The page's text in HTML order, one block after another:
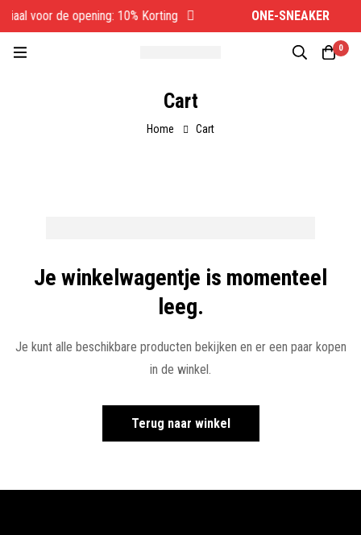
voor de opening: 10% Korting ONE-SNEAKER
0
Cart
Home Cart
Je winkelwagentje is momenteel
leeg.
Je kunt alle beschikbare producten bekijken en er een paar kopen
in de winkel.
Terug naar winkel